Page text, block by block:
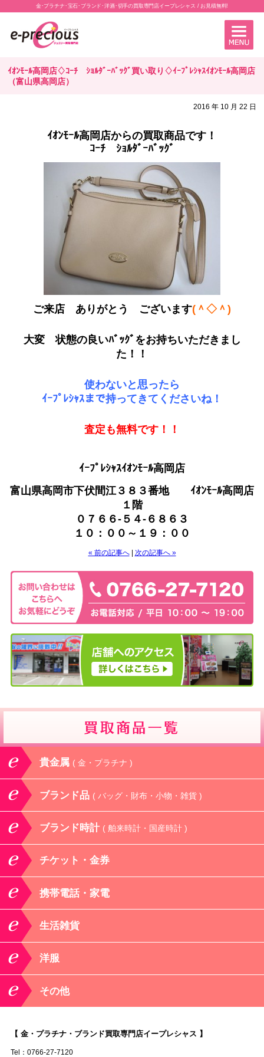
金･プラチナ･宝石･ブランド･洋酒･切手の買取専門店イープレシャス / お見積無料!
ｲｵﾝﾓｰﾙ高岡店♢ｺｰﾁ ｼｮﾙﾀﾞｰﾊﾞｯｸﾞ買い取り♢ｲｰﾌﾟﾚｼｬｽｲｵﾝﾓｰﾙ高岡店
（富山県高岡店）
2016 年 10 月 22 日
ｲｵﾝﾓｰﾙ高岡店からの買取商品です！
ｺｰﾁ ｼｮﾙﾀﾞｰﾊﾞｯｸﾞ
ご来店 ありがとう ございます(＾◇＾)
大変 状態の良いﾊﾞｯｸﾞをお持ちいただきまし
た！！
使わないと思ったら
ｲｰﾌﾟﾚｼｬｽまで持ってきてくださいね！
査定も無料です！！
ｲｰﾌﾟﾚｼｬｽｲｵﾝﾓｰﾙ高岡店
富山県高岡市下伏間江３８３番地 ｲｵﾝﾓｰﾙ高岡店
１階
０７６６-５４-６８６３
１０：００～１９：００
« 前の記事へ| 次の記事へ »
貴金属 ( 金・プラチナ )
ブランド品 ( バッグ・財布・小物・雑貨 )
ブランド時計 ( 舶来時計・国産時計 )
チケット・金券
携帯電話・家電
生活雑貨
洋服
その他
【 金・プラチナ・ブランド買取専門店イープレシャス 】
Tel：0766-27-7120